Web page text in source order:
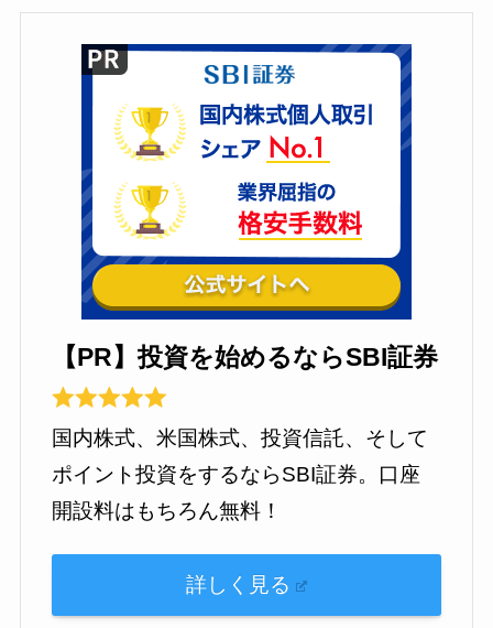
【PR】投資を始めるならSBI証券
国内株式、米国株式、投資信託、そして
ポイント投資をするならSBI証券。口座
開設料はもちろん無料！
詳しく見る